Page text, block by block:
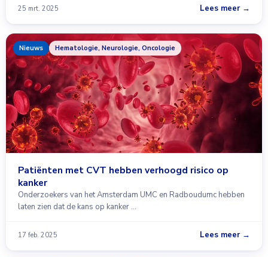
25 mrt. 2025 Lees meer →
Nieuws Hematologie, Neurologie, Oncologie
Patiënten met CVT hebben verhoogd risico op
kanker
Onderzoekers van het Amsterdam UMC en Radboudumc hebben
laten zien dat de kans op kanker …
17 feb. 2025 Lees meer →